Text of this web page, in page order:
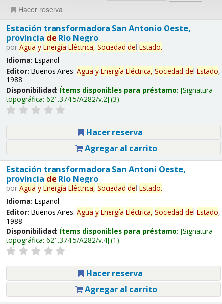
Hacer reserva
Estación transformadora San Antonio Oeste,
provincia deRío Negro
por Agua y Energía Eléctrica, Sociedad del Estado.
Idioma: Español
Editor: Buenos Aires: Agua y Energía Eléctrica, Sociedad del Estado,
1988
Disponibilidad: Ítems disponibles para préstamo: Signatura
topográfica: 621.374.5/A282/v.2 (3).
Hacer reserva
Agregar al carrito
Estación transformadora San Antoni Oeste,
provincia deRío Negro
por Agua y Energía Eléctrica, Sociedad del Estado.
Idioma: Español
Editor: Buenos Aires: Agua y Energía Eléctrica, Sociedad del Estado,
1988
Disponibilidad: Ítems disponibles para préstamo: Signatura
topográfica: 621.374.5/A282/v.4 (1).
Hacer reserva
Agregar al carrito